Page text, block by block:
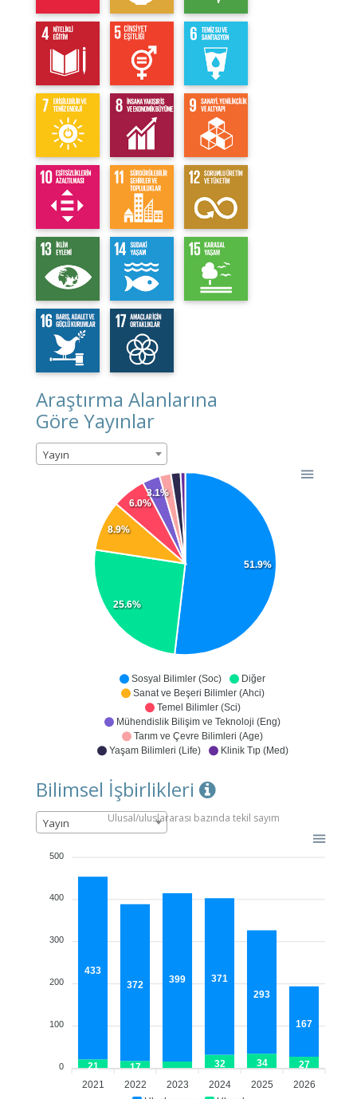
Araştırma Alanlarına
Göre Yayınlar
Yayın
Sosyal Bilimler (Soc)
Diğer
Sanat ve Beşeri Bilimler (Ahci)
Temel Bilimler (Sci)
Mühendislik Bilişim ve Teknoloji (Eng)
Tarım ve Çevre Bilimleri (Age)
Yaşam Bilimleri (Life)
Klinik Tıp (Med)
51.9%
25.6%
8.9%
6.0%
3.1%
Bilimsel İşbirlikleri
Yayın Ulusal/uluslararası bazında tekil sayım
2021 2022 2023 2024 2025 2026
21 17 32 34 27
433
372
399
371
293
167
500
400
300
200
100
0